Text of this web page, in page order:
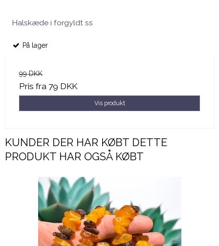
Halskæde i forgyldt ss
På lager
99 DKK
Pris fra 79 DKK
Vis produkt
KUNDER DER HAR KØBT DETTE
PRODUKT HAR OGSÅ KØBT